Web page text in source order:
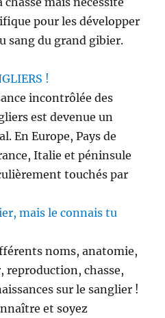
pour les développer
sang du grand gibier.
!
incontrôlée des
est devenue un
En Europe, Pays de
Italie et péninsule
touchés par
mais le connais tu
noms, anatomie,
reproduction, chasse,
sur le sanglier !
et soyez